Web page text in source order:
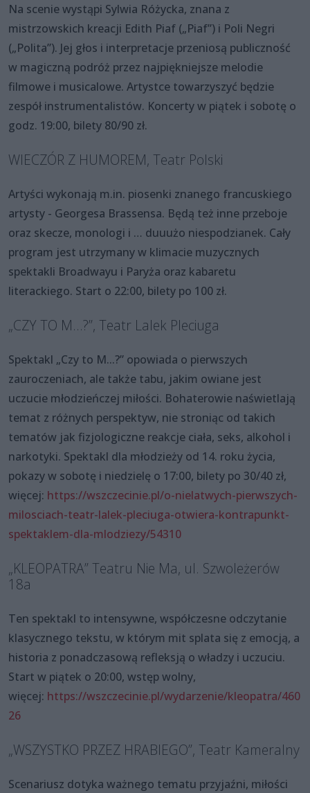
Na scenie wystąpi Sylwia Różycka, znana z
mistrzowskich kreacji Edith Piaf („Piaf”) i Poli Negri
(„Polita”). Jej głos i interpretacje przeniosą publiczność
w magiczną podróż przez najpiękniejsze melodie
filmowe i musicalowe. Artystce towarzyszyć będzie
zespół instrumentalistów. Koncerty w piątek i sobotę o
godz. 19:00, bilety 80/90 zł.
WIECZÓR Z HUMOREM, Teatr Polski
Artyści wykonają m.in. piosenki znanego francuskiego
artysty - Georgesa Brassensa. Będą też inne przeboje
oraz skecze, monologi i … duuużo niespodzianek. Cały
program jest utrzymany w klimacie muzycznych
spektakli Broadwayu i Paryża oraz kabaretu
literackiego. Start o 22:00, bilety po 100 zł.
„CZY TO M...?”, Teatr Lalek Pleciuga
Spektakl „Czy to M...?” opowiada o pierwszych
zauroczeniach, ale także tabu, jakim owiane jest
uczucie młodzieńczej miłości. Bohaterowie naświetlają
temat z różnych perspektyw, nie stroniąc od takich
tematów jak fizjologiczne reakcje ciała, seks, alkohol i
narkotyki. Spektakl dla młodzieży od 14. roku życia,
pokazy w sobotę i niedzielę o 17:00, bilety po 30/40 zł,
więcej: https://wszczecinie.pl/o-nielatwych-pierwszych-
milosciach-teatr-lalek-pleciuga-otwiera-kontrapunkt-
spektaklem-dla-mlodziezy/54310
„KLEOPATRA” Teatru Nie Ma, ul. Szwoleżerów
18a
Ten spektakl to intensywne, współczesne odczytanie
klasycznego tekstu, w którym mit splata się z emocją, a
historia z ponadczasową refleksją o władzy i uczuciu.
Start w piątek o 20:00, wstęp wolny,
więcej: https://wszczecinie.pl/wydarzenie/kleopatra/460
26
„WSZYSTKO PRZEZ HRABIEGO”, Teatr Kameralny
Scenariusz dotyka ważnego tematu przyjaźni, miłości